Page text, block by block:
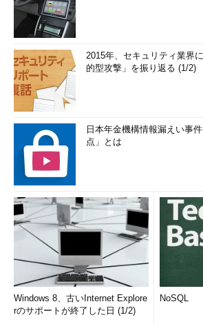
2015年、セキュリティ業界
的型攻撃」を振り返る (1/2)
日本年金機構情報漏えい事
点」とは
Windows 8、古いInternet Explore
rのサポートが終了した日 (1/2)
NoSQL